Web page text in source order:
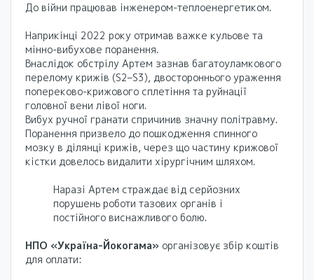
До війни працював інженером-теплоенергетиком.
Наприкінці 2022 року отримав важке кульове та
мінно-вибухове поранення.
Внаслідок обстрілу Артем зазнав багатоуламкового
перелому крижів (S2–S3), двостороннього ураження
попереково-крижового сплетіння та руйнації
головної вени лівої ноги.
Вибух ручної гранати спричинив значну політравму.
Поранення призвело до пошкодження спинного
мозку в ділянці крижів, через що частину крижової
кістки довелось видалити хірургічним шляхом.
Наразі Артем страждає від серйозних
порушень роботи тазових органів і
постійного виснажливого болю.
НПО «Україна-Йокогама» організовує збір коштів
для оплати: